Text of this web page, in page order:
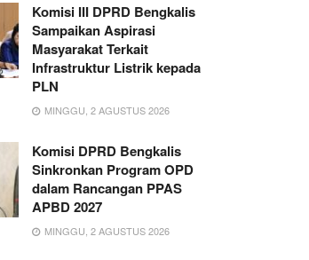
Komisi III DPRD Bengkalis
Sampaikan Aspirasi
Masyarakat Terkait
Infrastruktur Listrik kepada
PLN
MINGGU, 2 AGUSTUS 2026
Komisi DPRD Bengkalis
Sinkronkan Program OPD
dalam Rancangan PPAS
APBD 2027
MINGGU, 2 AGUSTUS 2026